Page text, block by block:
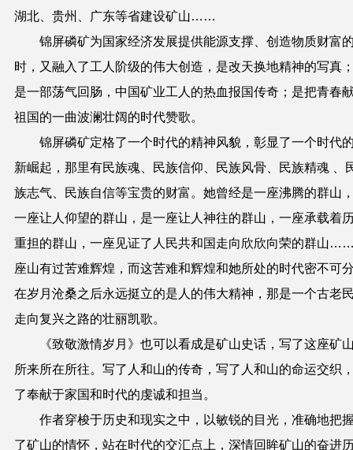
湖北、贵州、广东等省建设矿山……
锦屏磷矿为国家经济发展提供能源支撑、 创造物质财富
时 ，又融入了工人阶级的伟大创造，是改天换地精神的写真
是一部荡气回肠，中国矿业工人的热血报国传奇；是把青春
祖国的一曲波澜壮阔的时代赞歌。
锦屏磷矿定格了一个时代的精神风貌，彰显了一个时代
新崛起，那里有民族魂、民族信仰、民族风骨、民族精魂
、
族志气、民族自信等宝贵的财富。她曾经是一座沸腾的群山
一座让人仰望的群山，是一座让人神往的群山，一座承载着
重担的群山，一座见证了人民共和国走向欣欣向荣的群山
座山有过苦难辉煌，而这苦难和辉煌和她所处的时代密不可
在岁月沧桑之后永远挺立的是人的伟大精神，那是一个古老
走向复兴之路的壮丽凯歌。
《致敬激情岁月》也可以看成是矿山史话，写了这座矿
所来所在所往。写了人和山的传奇，写了人和山的命运交织
了奉献于家国和时代的虔诚和担当。
作者穿梭于历史和现实之中，以敏锐的目光，准确地把
了矿山的情怀，站在时代的交汇点上，深情回眸矿山的奋进